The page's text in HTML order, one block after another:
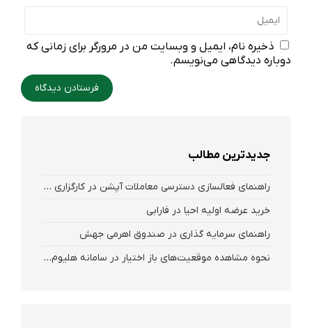
ذخیره نام، ایمیل و وبسایت من در مرورگر برای زمانی که
دوباره دیدگاهی می‌نویسم.
جدیدترین مطالب
راهنمای فعالسازی دسترسی معاملات آپشن در کارگزاری فارابی
خرید عرضه اولیه احیا در فارابی
راهنمای سرمایه گذاری در صندوق اهرمی جهش
نحوه‌ مشاهده‌ موقعیت‌های باز اختیار در سامانه هلیوم و نکست